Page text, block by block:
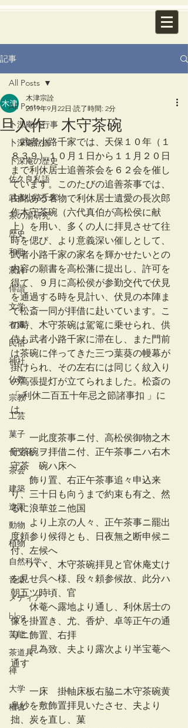
記事
All Posts
卜深庵の行事
卜深庵点描
卜深庵の歴史
佐久良私語
武者小路千家
茶の湯研究
歴史
和歌
漢詩
俳諧
文学
有職
民俗
神社
仏教
宗教
工芸
菓子
食文化
茶会
建築
造園
動物
植物
自然科学
音楽
メディア
blog
芸能
茶道具
禅
大学
稽古
All Posts
旦入作 木守茶碗
木津宗詮
2019年9月22日 読了時間: 2分
武者小路千家では、天保１０年（１
８３９）１０月１日から１１月２０日
まで利休居士追善茶会を６２会を催し
ています。このたびの追善茶事では、
由緒ある名物で利休居士遺愛の長次郎
作木守茶碗（六代真伯が高松侯に献
上）を用い、多くの人に拝見させて往
時を偲び、より意義深い催しとして、
武者小路千家の家名を輝かせたいとの
内容の願書を高松藩に提出し、許可を
得て、９月に高松侯が参勤交代で伏見
を通過する時を見計い、伏見の本陣ま
で松斎一同が拝借に赴いています。こ
の時、木守茶碗は駕篭に乗せられ、供
侍も武者小路千家に滞在し、また門前
は茶碗に伴ってきた三つ葉葵の幔幕が
掛けられ、その左右には同じく紋入り
の高張提灯が立てられました。松斎の
「 利休二百五十年忌之節諸事扣 」に
は、
一此度茶事ニ付、高松侯御物之木
守茶碗ヲ拝借ニ付、正午茶事ニハ右木
守茶　碗ハ床ヘ
飾り置、右正午茶事追々申込来
り、三十日も向うまで約束も有之、然
るに浪華並ニ他国
より上京の人々、正午茶事ニ罷出
度頼参り候得とも、日夜無之断申候ニ
付、左候へ
ハヾ、木守茶碗拝見と官休庵丈け
を見せ呉ヘ様、段々頼参候故、此分ハ
朝五ツ時頃、官
休菴ヘ露地より通し、利休居士の
像を掛置き、尤、香炉、卓等正午の通
りニ飾置、右拝
見為致、夫より露次より半宝菴ヘ
通す
一床　掛軸床板右脇ニ木守茶碗黄
帛紗を敷飾置拝見いたさセ、夫より
拙、炭を直し、菓